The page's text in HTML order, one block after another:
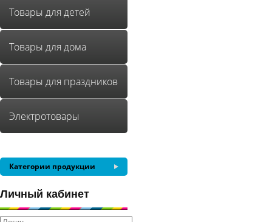
Товары для детей
Товары для дома
Товары для праздников
Электротовары
Категории продукции
Личный кабинет